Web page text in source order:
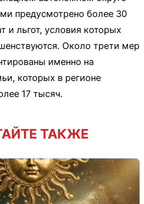
предусмотрено более 30
и льгот, условия которых
Около трети мер
именно на
которых в регионе
17 тысяч.
ТАКЖЕ